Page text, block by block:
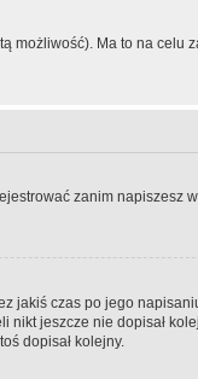
możliwość). Ma to na
zanim napiszesz
jakiś czas po jego
jeszcze nie dopisał
dopisał kolejny.